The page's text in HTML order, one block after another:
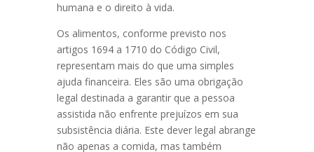
humana e o direito à vida.
Os alimentos, conforme previsto nos
artigos 1694 a 1710 do Código Civil,
representam mais do que uma simples
ajuda financeira. Eles são uma obrigação
legal destinada a garantir que a pessoa
assistida não enfrente prejuízos em sua
subsistência diária. Este dever legal abrange
não apenas a comida, mas também